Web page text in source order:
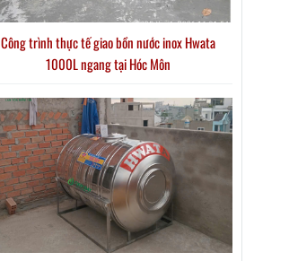
Công trình thực tế giao bồn nước inox Hwata
1000L ngang tại Hóc Môn